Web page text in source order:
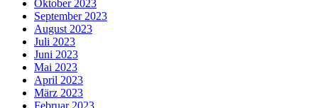
Oktober 2023
September 2023
August 2023
Juli 2023
Juni 2023
Mai 2023
April 2023
März 2023